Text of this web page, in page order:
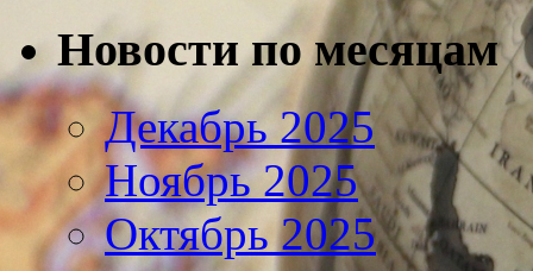
Новости по месяцам
Декабрь 2025
Ноябрь 2025
Октябрь 2025